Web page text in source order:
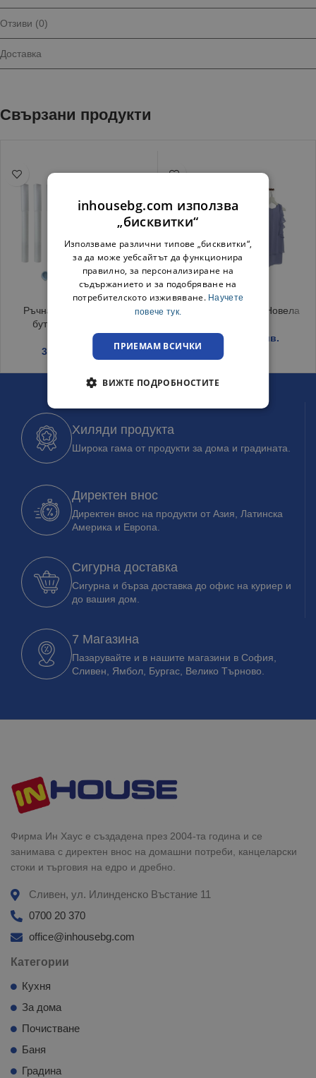
Отзиви (0)
Доставка
Свързани продукти
Ръчна помпа за вода за
бутилки до 11 литра
3.35 / 6.55 лв.
Сушилник за дрехи Новела
21.40€ / 41.85 лв.
Хиляди продукта
Широка гама от продукти за дома и градината.
Директен внос
Директен внос на продукти от Азия, Латинска
Америка и Европа.
Сигурна доставка
Сигурна и бърза доставка до офис на куриер и
до вашия дом.
7 Магазина
Пазарувайте и в нашите магазини в София,
Сливен, Ямбол, Бургас, Велико Търново.
Фирма Ин Хаус е създадена през 2004-та година и се
занимава с директен внос на домашни потреби, канцеларски
стоки и търговия на едро и дребно.
Сливен, ул. Илинденско Въстание 11
0700 20 370
office@inhousebg.com
Категории
Кухня
За дома
Почистване
Баня
Градина
inhousebg.com използва
„бисквитки“
Използваме различни типове „бисквитки“,
за да може уебсайтът да функционира
правилно, за персонализиране на
съдържанието и за подобряване на
потребителското изживяване. Научете
повече тук.
ПРИЕМАМ ВСИЧКИ
ВИЖТЕ ПОДРОБНОСТИТЕ